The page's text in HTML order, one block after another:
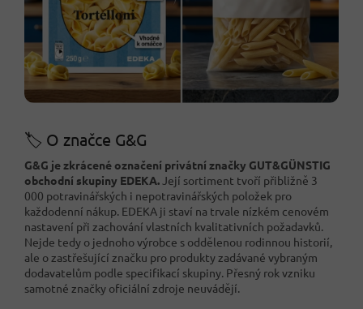
🏷️ O značce G&G
G&G je zkrácené označení privátní značky GUT&GÜNSTIG
obchodní skupiny EDEKA.Její sortiment tvoří přibližně 3
000 potravinářských i nepotravinářských položek pro
každodenní nákup. EDEKA ji staví na trvale nízkém cenovém
nastavení při zachování vlastních kvalitativních požadavků.
Nejde tedy o jednoho výrobce s oddělenou rodinnou historií,
ale o zastřešující značku pro produkty zadávané vybraným
dodavatelům podle specifikací skupiny. Přesný rok vzniku
samotné značky oficiální zdroje neuvádějí.